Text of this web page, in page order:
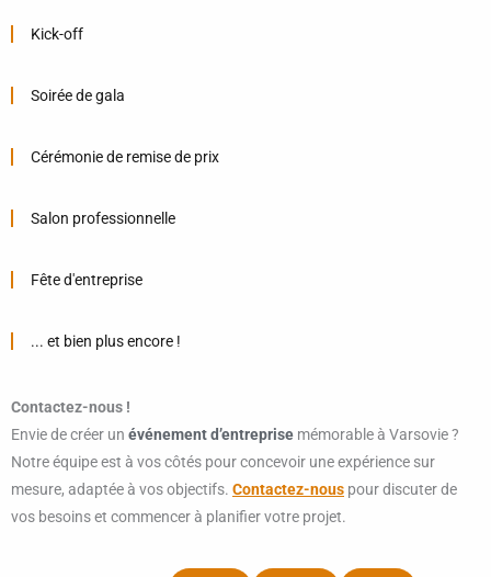
Kick-off
Soirée de gala
Cérémonie de remise de prix
Salon professionnelle
Fête d'entreprise
... et bien plus encore !
Contactez-nous !
Envie de créer un événement d’entreprise mémorable à Varsovie ?
Notre équipe est à vos côtés pour concevoir une expérience sur
mesure, adaptée à vos objectifs. Contactez-nous pour discuter de
vos besoins et commencer à planifier votre projet.